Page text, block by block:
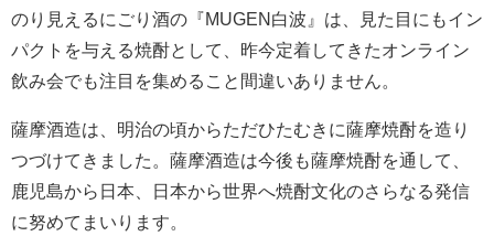
のり見えるにごり酒の『MUGEN白波』は、見た目にもイン
パクトを与える焼酎として、昨今定着してきたオンライン
飲み会でも注目を集めること間違いありません。
薩摩酒造は、明治の頃からただひたむきに薩摩焼酎を造り
つづけてきました。薩摩酒造は今後も薩摩焼酎を通して、
鹿児島から日本、日本から世界へ焼酎文化のさらなる発信
に努めてまいります。